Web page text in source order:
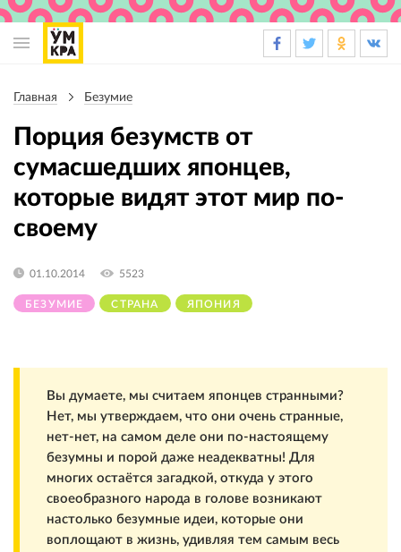
навигации
Главная Безумие
Порция безумств от
сумасшедших японцев,
которые видят этот мир по-
своему
БЕЗУМИЕ СТРАНА ЯПОНИЯ
01.10.2014 5523
Вы думаете, мы считаем японцев странными?
Нет, мы утверждаем, что они очень странные,
нет-нет, на самом деле они по-настоящему
безумны и порой даже неадекватны! Для
многих остаётся загадкой, откуда у этого
своеобразного народа в голове возникают
настолько безумные идеи, которые они
воплощают в жизнь, удивляя тем самым весь